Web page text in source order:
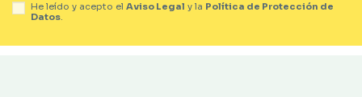
He leído y acepto el Aviso Legal y la Política de Protección de
Datos.